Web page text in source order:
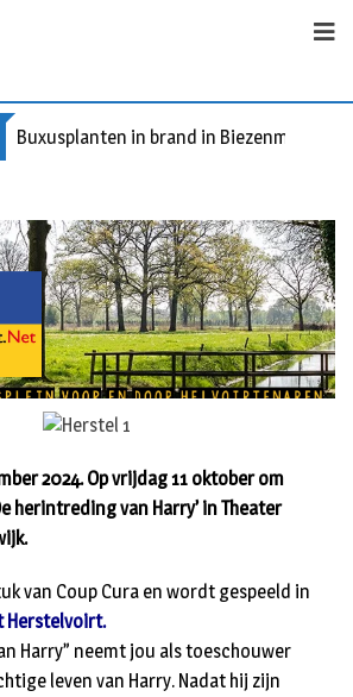
Buxusplanten in brand in Biezenmortel,
2024. Op vrijdag 11 oktober om
herintreding van Harry’ in Theater
van Coup Cura en wordt gespeeld in
Herstelvoirt.
Harry” neemt jou als toeschouwer
leven van Harry. Nadat hij zijn